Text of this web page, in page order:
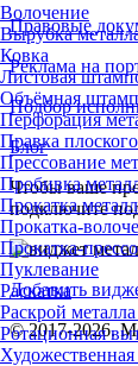
Волочение
Вырубка
Ковка
Листовая
Объёмная
Перфорация
Правка
Прессование
Пробивка
Прокатка
Прокатка-
Прокатка-
Пуклевание
Раскатка
Раскрой
Ротационная
Художественная
Правовые
Реклама на
Подбор
Блог
Чтобы ваше
подключите
Добавить
© 2017-2026.